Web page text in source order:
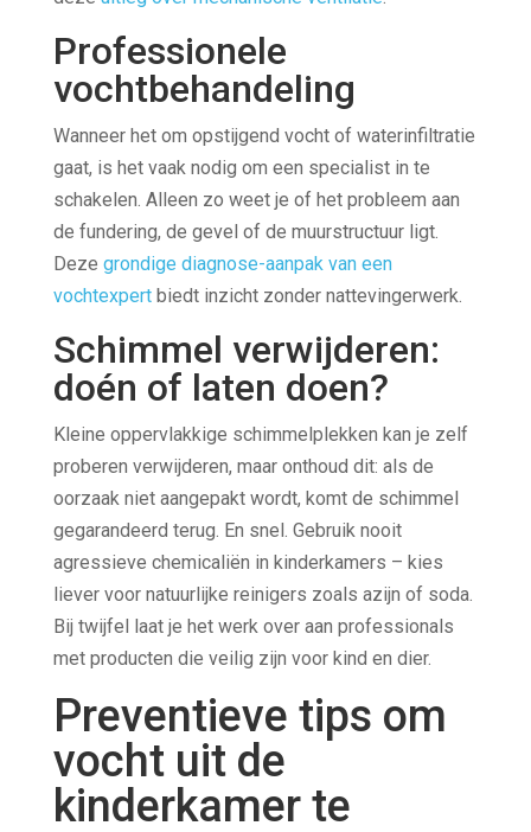
Professionele
vochtbehandeling
Wanneer het om opstijgend vocht of waterinfiltratie
gaat, is het vaak nodig om een specialist in te
schakelen. Alleen zo weet je of het probleem aan
de fundering, de gevel of de muurstructuur ligt.
Deze grondige diagnose-aanpak van een
vochtexpertbiedt inzicht zonder nattevingerwerk.
Schimmel verwijderen:
doén of laten doen?
Kleine oppervlakkige schimmelplekken kan je zelf
proberen verwijderen, maar onthoud dit: als de
oorzaak niet aangepakt wordt, komt de schimmel
gegarandeerd terug. En snel. Gebruik nooit
agressieve chemicaliën in kinderkamers – kies
liever voor natuurlijke reinigers zoals azijn of soda.
Bij twijfel laat je het werk over aan professionals
met producten die veilig zijn voor kind en dier.
Preventieve tips om
vocht uit de
kinderkamer te